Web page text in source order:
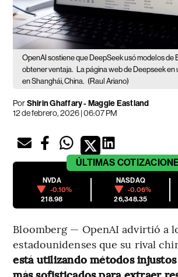
OpenAI sostiene que DeepSeek usó modelos de
obtener ventaja.
La página web de Deepseek
en Shanghái, China. (Raul Ariano)
PorShirin Ghaffary - Maggie Eastland
12 de febrero, 2026 | 06:07 PM
ÚLTIMAS
NVDA
-0.10%
218.98
NASDAQ
-0.06%
26,348.35
Bloomberg — OpenAI advirtió a
estadounidenses que su rival
está utilizando métodos injustos